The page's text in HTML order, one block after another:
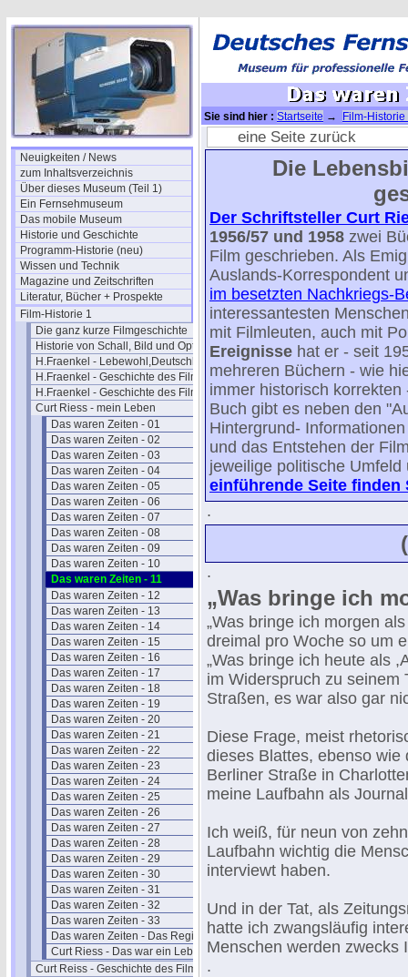
Neuigkeiten / News
zum Inhaltsverzeichnis
Über dieses Museum (Teil 1)
Ein Fernsehmuseum
Das mobile Museum
Historie und Geschichte
Programm-Historie (neu)
Wissen und Technik
Magazine und Zeitschriften
Literatur, Bücher + Prospekte
Film-Historie 1
Die ganz kurze Filmgeschichte
Historie von Schall, Bild und Optik
H.Fraenkel - Lebewohl,Deutschland
H.Fraenkel - Geschichte des Films 1
H.Fraenkel - Geschichte des Films 2
Curt Riess - mein Leben
Das waren Zeiten - 01
Das waren Zeiten - 02
Das waren Zeiten - 03
Das waren Zeiten - 04
Das waren Zeiten - 05
Das waren Zeiten - 06
Das waren Zeiten - 07
Das waren Zeiten - 08
Das waren Zeiten - 09
Das waren Zeiten - 10
Das waren Zeiten - 11
Das waren Zeiten - 12
Das waren Zeiten - 13
Das waren Zeiten - 14
Das waren Zeiten - 15
Das waren Zeiten - 16
Das waren Zeiten - 17
Das waren Zeiten - 18
Das waren Zeiten - 19
Das waren Zeiten - 20
Das waren Zeiten - 21
Das waren Zeiten - 22
Das waren Zeiten - 23
Das waren Zeiten - 24
Das waren Zeiten - 25
Das waren Zeiten - 26
Das waren Zeiten - 27
Das waren Zeiten - 28
Das waren Zeiten - 29
Das waren Zeiten - 30
Das waren Zeiten - 31
Das waren Zeiten - 32
Das waren Zeiten - 33
Das waren Zeiten - Das Register
Curt Riess - Das war ein Leben (1986)
Curt Reiss - Geschichte des Films I
Sie sind hier : Startseite → Film-Historie
eine Seite zurück
Die
Der Schriftsteller Curt
1956/57 und 1958 zwei
Film geschrieben. Als
Auslands-Korrespondent
im besetzten Nachkriegs-
interessantesten
mit Filmleuten, auch mit
Ereignisse hat er - seit
mehreren Büchern - wie
immer historisch
Buch gibt es neben den
Hintergrund-
und das Entstehen der
jeweilige politische
einführende Seite finden
.
.
„Was bringe ich
„Was bringe ich morgen
dreimal pro Woche so um
„Was bringe ich heute als
im Widerspruch zu seinem
Straßen, es war also gar
Diese Frage, meist
dieses Blattes, ebenso
Berliner Straße in
meine Laufbahn als
Ich weiß, für neun von
Laufbahn wichtig die
interviewt haben.
Und in der Tat, als
hatte ich zwangsläufig
Menschen werden zwecks
.